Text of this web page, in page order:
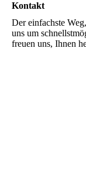
Kontakt
Der einfachste
uns um
freuen uns, Ihnen